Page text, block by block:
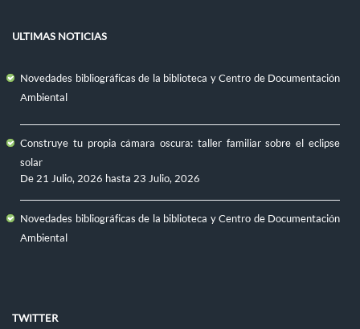
ULTIMAS NOTICIAS
Novedades bibliográficas de la biblioteca y Centro de Documentación
Ambiental
Construye tu propia cámara oscura: taller familiar sobre el eclipse
solar
De 21 Julio, 2026 hasta 23 Julio, 2026
Novedades bibliográficas de la biblioteca y Centro de Documentación
Ambiental
TWITTER